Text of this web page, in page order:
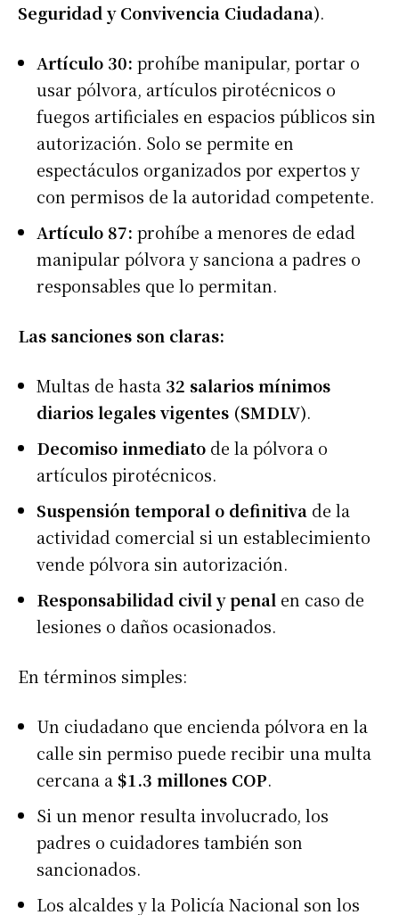
Seguridad y Convivencia Ciudadana).
Artículo 30: prohíbe manipular, portar o
usar pólvora, artículos pirotécnicos o
fuegos artificiales en espacios públicos sin
autorización. Solo se permite en
espectáculos organizados por expertos y
con permisos de la autoridad competente.
Artículo 87: prohíbe a menores de edad
manipular pólvora y sanciona a padres o
responsables que lo permitan.
Las sanciones son claras:
Multas de hasta 32 salarios mínimos
diarios legales vigentes (SMDLV).
Decomiso inmediato de la pólvora o
artículos pirotécnicos.
Suspensión temporal o definitiva de la
actividad comercial si un establecimiento
vende pólvora sin autorización.
Responsabilidad civil y penal en caso de
lesiones o daños ocasionados.
En términos simples:
Un ciudadano que encienda pólvora en la
calle sin permiso puede recibir una multa
cercana a $1.3 millones COP.
Si un menor resulta involucrado, los
padres o cuidadores también son
sancionados.
Los alcaldes y la Policía Nacional son los